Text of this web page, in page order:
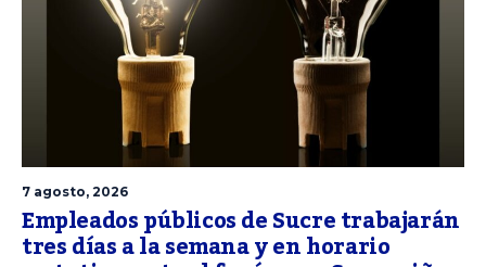
7 agosto, 2026
Empleados públicos de Sucre trabajarán
tres días a la semana y en horario